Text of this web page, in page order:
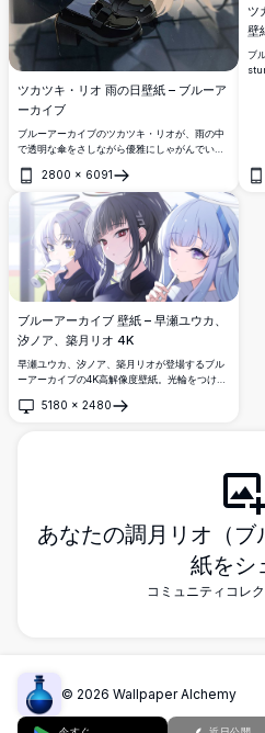
ツカツキ・リオ 雨の日壁紙 – ブルーア
ーカイブ
ブルーアーカイブのツカツキ・リオが、雨の中
で透明な傘をさしながら優雅にしゃがんでいま
ある濃い色の学校制服を身にまとい、雰囲気の
ある都市の風景を背景にしています。
2800 × 6091
開く
ツ
壁
ブ
開く
ブルーアーカイブ 壁紙 – 早瀬ユウカ、
汐ノア、築月リオ 4K
早瀬ユウカ、汐ノア、築月リオが登場するブル
ーアーカイブの4K高解像度壁紙。光輪をつけた
く細部まで描かれた柔らかな光の中で生き生き
5180 × 2480
開く
あなたの調月リオ（
紙をシ
コミュニティコレ
© 2026 Wallpaper Alchemy